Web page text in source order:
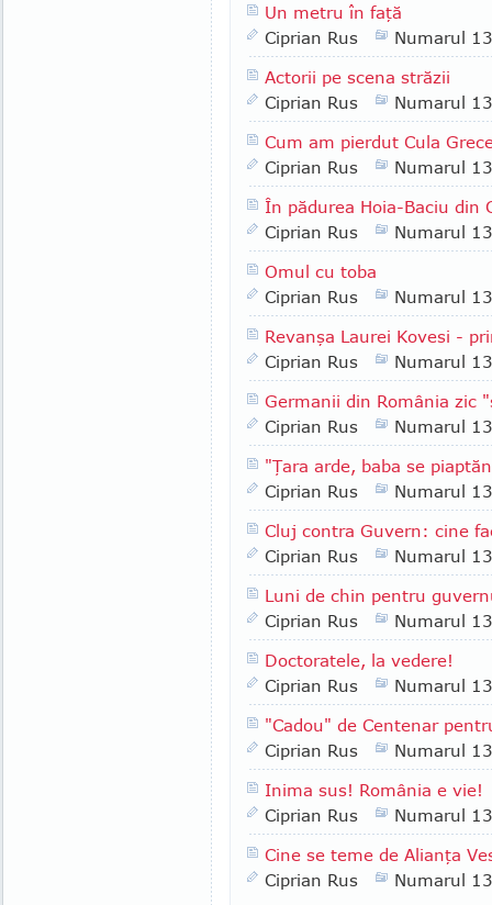
Un metru în faţă
Ciprian Rus
Numarul
Actorii pe scena străzii
Ciprian Rus
Numarul
Cum am pierdut Cula
Ciprian Rus
Numarul
În pădurea Hoia-Baciu din
Ciprian Rus
Numarul
Omul cu toba
Ciprian Rus
Numarul
Revanşa Laurei Kovesi -
Ciprian Rus
Numarul
Germanii din România zic
Ciprian Rus
Numarul
"Ţara arde, baba se
Ciprian Rus
Numarul
Cluj contra Guvern: cine
Ciprian Rus
Numarul
Luni de chin pentru
Ciprian Rus
Numarul
Doctoratele, la vedere!
Ciprian Rus
Numarul
"Cadou" de Centenar
Ciprian Rus
Numarul
Inima sus! România e vie!
Ciprian Rus
Numarul
Cine se teme de Alianţa
Ciprian Rus
Numarul